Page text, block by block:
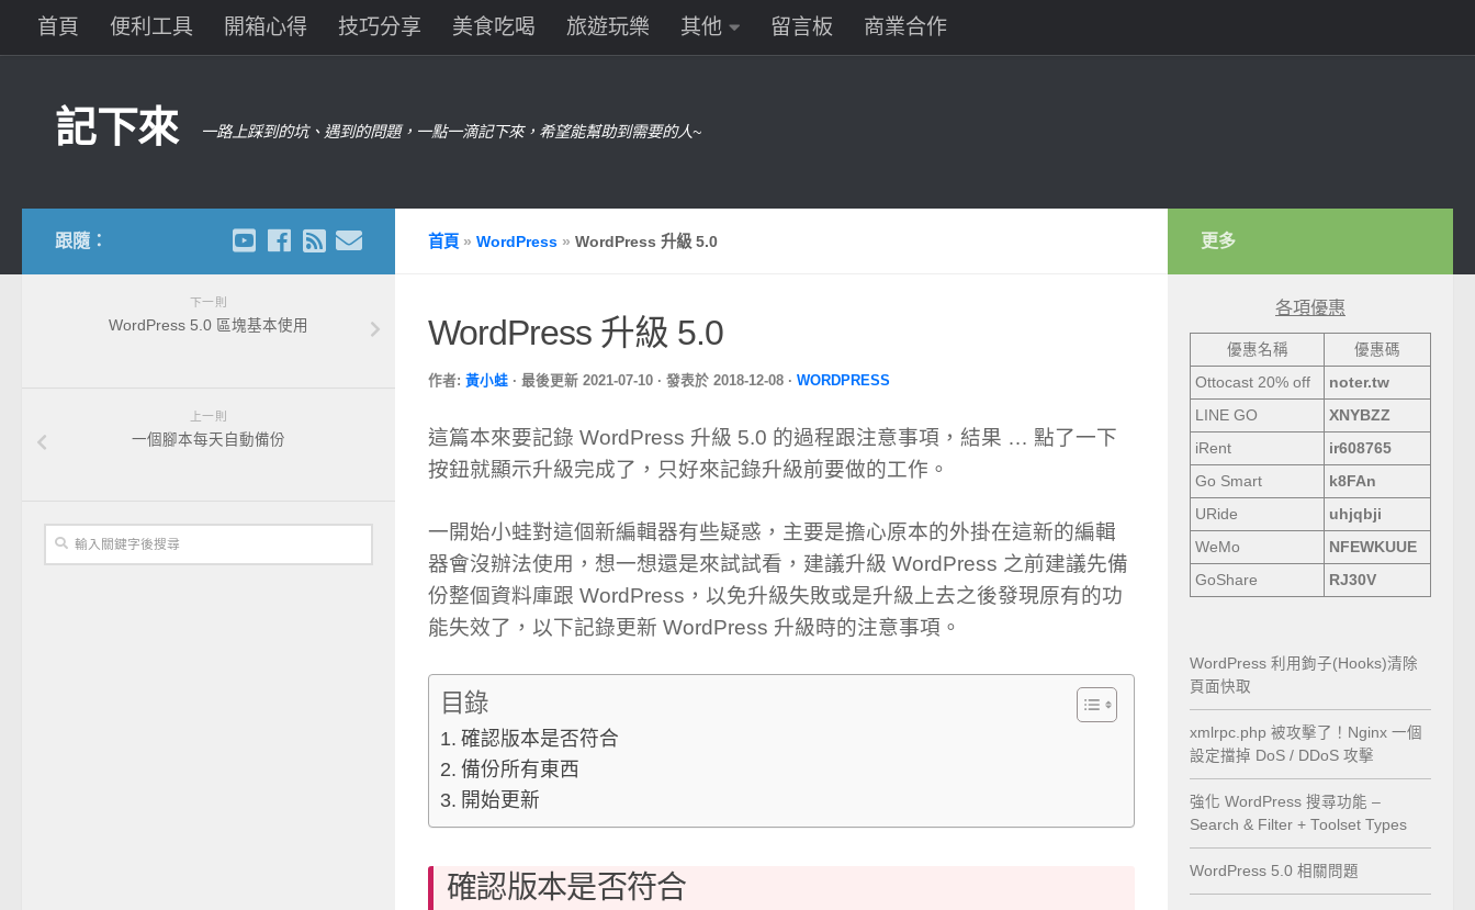
首頁 便利工具 開箱心得 技巧分享 美食吃喝 旅遊玩樂 其他 留言板 商業合作
記下來 一路上踩到的坑、遇到的問題，一點一滴記下來，希望能幫助到需要的人~
首頁 » WordPress » WordPress 升級 5.0
WordPress 升級 5.0
作者: 黃小蛙 · 最後更新 2021-07-10 · 發表於 2018-12-08 · WORDPRESS
這篇本來要記錄 WordPress 升級 5.0 的過程跟注意事項，結果 … 點了一下
按鈕就顯示升級完成了，只好來記錄升級前要做的工作。
一開始小蛙對這個新編輯器有些疑惑，主要是擔心原本的外掛在這新的編輯
器會沒辦法使用，想一想還是來試試看，建議升級 WordPress 之前建議先備
份整個資料庫跟 WordPress，以免升級失敗或是升級上去之後發現原有的功
能失效了，以下記錄更新 WordPress 升級時的注意事項。
目錄
確認版本是否符合
備份所有東西
開始更新
確認版本是否符合
跟隨：
下一則
WordPress 5.0 區塊基本使用
上一則
一個腳本每天自動備份
更多
各項優惠
優惠名稱
優惠碼
Ottocast 20% off
noter.tw
LINE GO
XNYBZZ
iRent
ir608765
Go Smart
k8FAn
URide
uhjqbji
WeMo
NFEWKUUE
GoShare
RJ30V
WordPress 利用鉤子(Hooks)清除
頁面快取
xmlrpc.php 被攻擊了！Nginx 一個
設定擋掉 DoS / DDoS 攻擊
強化 WordPress 搜尋功能 –
Search & Filter + Toolset Types
WordPress 5.0 相關問題